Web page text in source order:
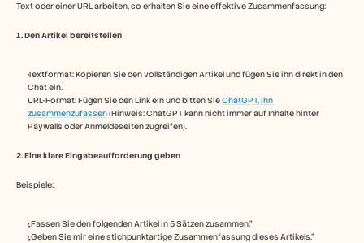
Text oder einer URL arbeiten, so erhalten Sie eine effektive Zusammenfassung:
1. Den Artikel bereitstellen
Textformat: Kopieren Sie den vollständigen Artikel und fügen Sie ihn direkt in den
Chat ein.
URL-Format: Fügen Sie den Link ein und bitten Sie ChatGPT, ihn
zusammenzufassen (Hinweis: ChatGPT kann nicht immer auf Inhalte hinter
Paywalls oder Anmeldeseiten zugreifen).
2. Eine klare Eingabeaufforderung geben
Beispiele:
„Fassen Sie den folgenden Artikel in 5 Sätzen zusammen.“
„Geben Sie mir eine stichpunktartige Zusammenfassung dieses Artikels.“
Hilfecenter
Preise
Karriere